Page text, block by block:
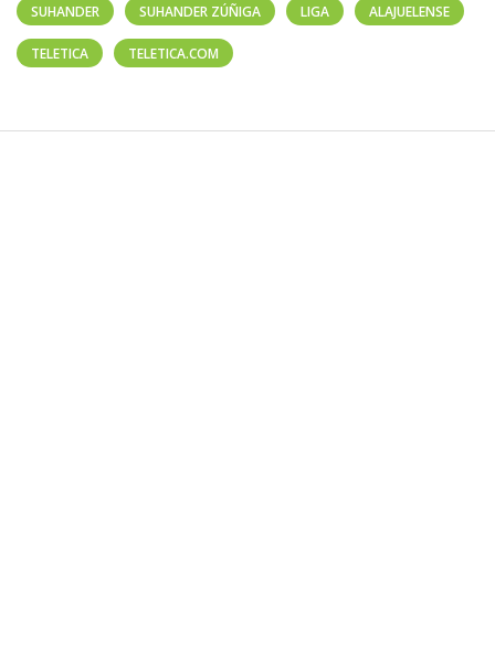
SUHANDER SUHANDER ZÚÑIGA LIGA ALAJUELENSE
TELETICA TELETICA.COM